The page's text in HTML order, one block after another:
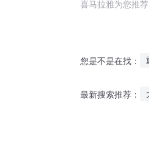
喜马拉雅为您推
您是不是在找：
最新搜索推荐：